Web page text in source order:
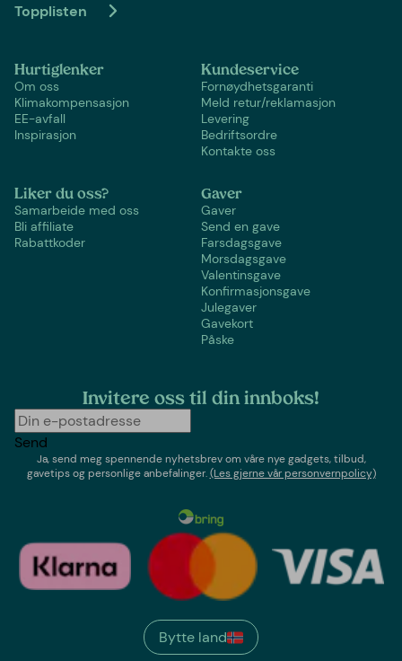
Topplisten
Hurtiglenker
Om oss
Klimakompensasjon
EE-avfall
Inspirasjon
Kundeservice
Fornøydhetsgaranti
Meld retur/reklamasjon
Levering
Bedriftsordre
Kontakte oss
Liker du oss?
Samarbeide med oss
Bli affiliate
Rabattkoder
Gaver
Gaver
Send en gave
Farsdagsgave
Morsdagsgave
Valentinsgave
Konfirmasjonsgave
Julegaver
Gavekort
Påske
Invitere oss til din innboks!
Send
Ja, send meg spennende nyhetsbrev om våre nye gadgets, tilbud,
gavetips og personlige anbefalinger.(Les gjerne vår personvernpolicy)
Bytte land